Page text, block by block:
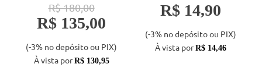
R$ 180,00
R$ 135,00
(-3% no depósito ou PIX)
À vista porR$ 130,95
R$ 14,90
(-3% no depósito ou PIX)
À vista porR$ 14,46